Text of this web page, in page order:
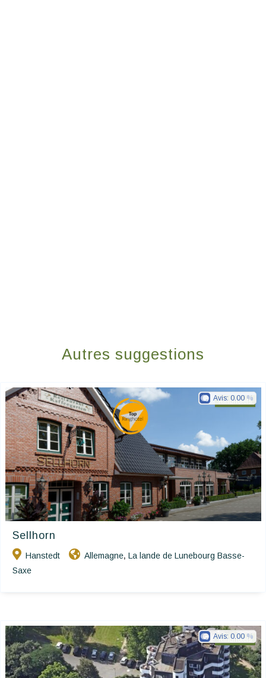
Autres suggestions
Ringhotels
Sellhorn
Hanstedt Allemagne, La lande de Lunebourg Basse-
Saxe
Avis: 0.00
Ringhotels
Avis: 0.00